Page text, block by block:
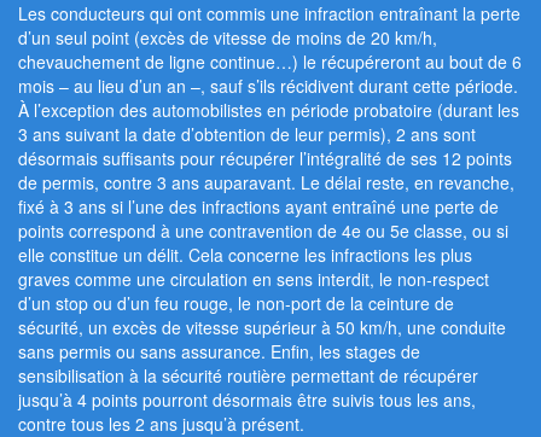
Les conducteurs qui ont commis une infraction entraînant la perte
d’un seul point (excès de vitesse de moins de 20 km/h,
chevauchement de ligne continue…) le récupéreront au bout de 6
mois – au lieu d’un an –, sauf s’ils récidivent durant cette période.
À l’exception des automobilistes en période probatoire (durant les
3 ans suivant la date d’obtention de leur permis), 2 ans sont
désormais suffisants pour récupérer l’intégralité de ses 12 points
de permis, contre 3 ans auparavant. Le délai reste, en revanche,
fixé à 3 ans si l’une des infractions ayant entraîné une perte de
points correspond à une contravention de 4e ou 5e classe, ou si
elle constitue un délit. Cela concerne les infractions les plus
graves comme une circulation en sens interdit, le non-respect
d’un stop ou d’un feu rouge, le non-port de la ceinture de
sécurité, un excès de vitesse supérieur à 50 km/h, une conduite
sans permis ou sans assurance. Enfin, les stages de
sensibilisation à la sécurité routière permettant de récupérer
jusqu’à 4 points pourront désormais être suivis tous les ans,
contre tous les 2 ans jusqu’à présent.